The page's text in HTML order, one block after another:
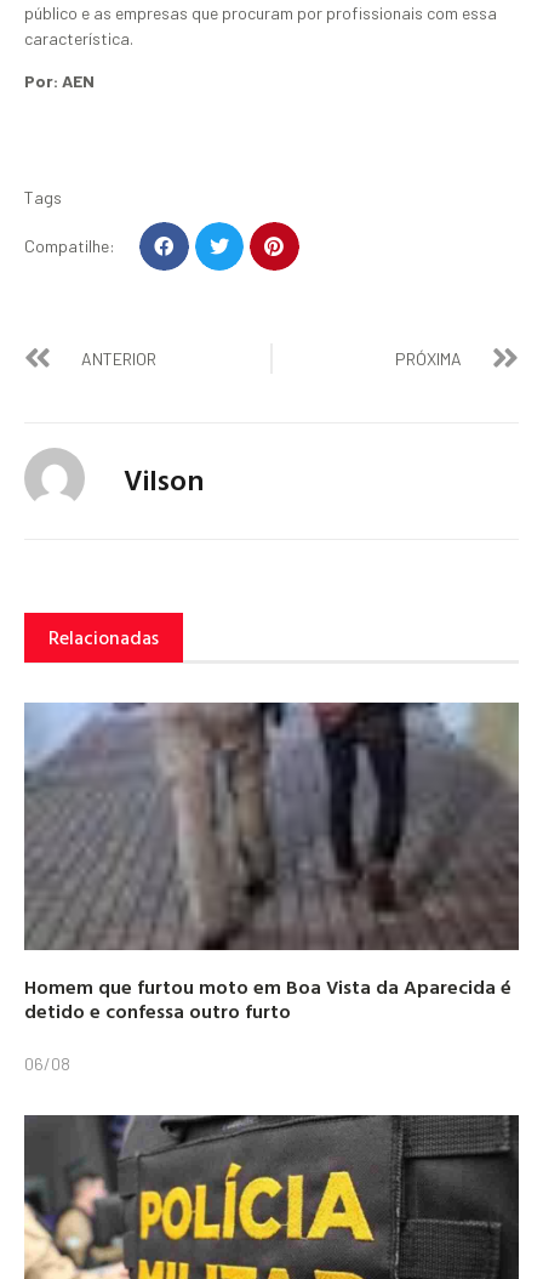
público e as empresas que procuram por profissionais com essa
característica.
Por: AEN
Tags
Compatilhe:
ANTERIOR PRÓXIMA
Vilson
Relacionadas
Homem que furtou moto em Boa Vista da Aparecida é
detido e confessa outro furto
06/08